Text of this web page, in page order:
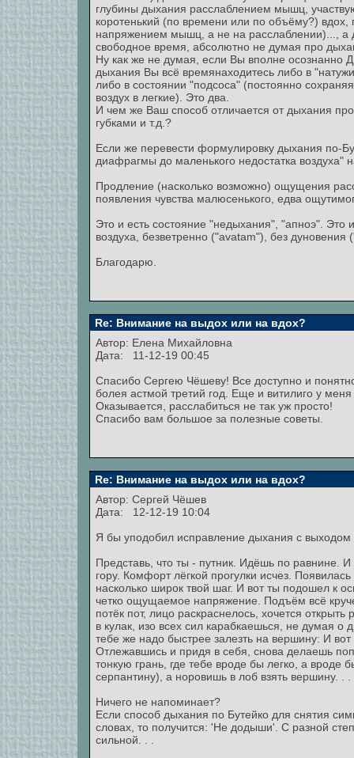
глубины дыхания расслаблением мышц,
коротенький (по времени или по объёму?)
напряжением мышц, а не на расслаблении)..., а
свободное время, абсолютно не думая про
Ну как же не думая, если Вы вполне осознанно
дыхания Вы всё времянаходитесь либо в
либо в состоянии "подсоса" (постоянно
воздух в легкие). Это два.
И чем же Ваш способ отличается от дыхания
губками и т.д.?
Если же перевести формулировку дыхания по-
диафрагмы до маленького недостатка
Продление (насколько возможно) ощущения
появления чувства малюсенького, едва
Это и есть состояние "недыхания", "апноэ".
воздуха, безветренно ("avatam"), без дуновения
Благодарю.
Re: Внимание на выдох или на вдох?
Автор: Елена Михайловна
Дата: 11-12-19 00:45
Спасибо Сергею Чёшеву! Все доступно и
болея астмой третий год. Еще и витилиго у
Оказывается, расслабиться не так уж просто!
Спасибо вам большое за полезные советы.
Re: Внимание на выдох или на вдох?
Автор: Сергей Чёшев
Дата: 12-12-19 10:04
Я бы уподобил исправление дыхания с
Представь, что ты - путник. Идёшь по равнине.
гору. Комфорт лёгкой прогулки исчез.
насколько широк твой шаг. И вот ты подошел к
четко ощущаемое напряжение. Подъём всё
потёк пот, лицо раскраснелось, хочется
в кулак, изо всех сил карабкаешься, не думая о
тебе же надо быстрее залезть на вершину: И
Отлежавшись и придя в себя, снова делаешь
тонкую грань, где тебе вроде бы легко, а
серпантину), а норовишь в лоб взять вершину. . .
Ничего не напоминает?
Если способ дыхания по Бутейко для снятия
словах, то получится: 'Не додыши'. С разной
сильной. . .